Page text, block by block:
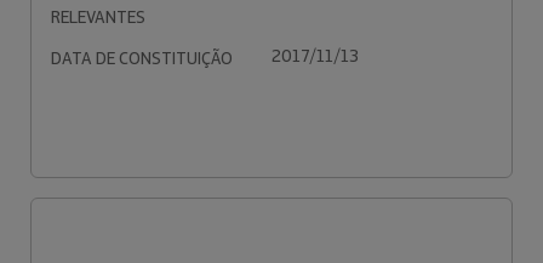
RELEVANTES
DATA DE CONSTITUIÇÃO 2017/11/13